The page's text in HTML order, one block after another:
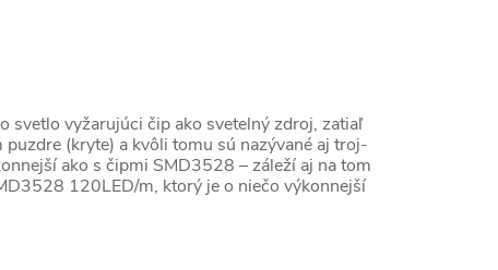
svetlo vyžarujúci čip ako svetelný zdroj, zatiaľ
(kryte) a kvôli tomu sú nazývané aj troj-
ako s čipmi SMD3528 – záleží aj na tom
120LED/m, ktorý je o niečo výkonnejší